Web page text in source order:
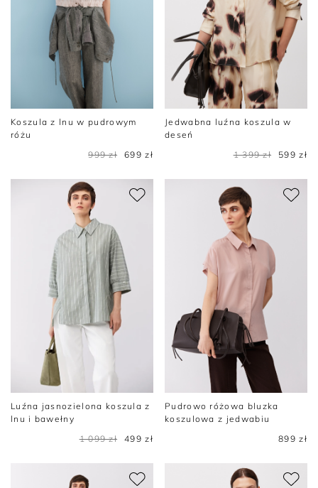
Koszula z lnu w pudrowym
różu
999 zł
699 zł
Jedwabna luźna koszula w
deseń
1 399 zł
599 zł
Luźna jasnozielona koszula z
lnu i bawełny
1 099 zł
499 zł
Pudrowo różowa bluzka
koszulowa z jedwabiu
899 zł